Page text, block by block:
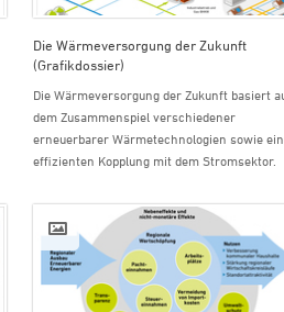
Die Wärmeversorgung der Zukunft
(Grafikdossier)
Die Wärmeversorgung der Zukunft basiert
dem Zusammenspiel verschiedener
erneuerbarer Wärmetechnologien sowie
effizienten Kopplung mit dem Stromsektor.